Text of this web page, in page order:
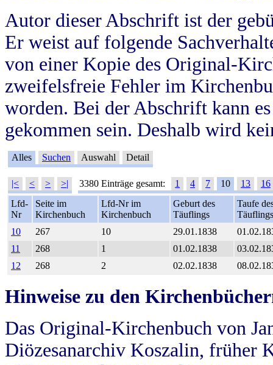
Autor dieser Abschrift ist der
Er weist auf folgende
von einer Kopie des Original-
zweifelsfreie Fehler im
worden. Bei der Abschrift kann
gekommen sein. Deshalb wird
Alles Suchen Auswahl Detail
|< < > >| 3380 Einträge gesamt: 1 4 7 10 13
16
Lfd-
Nr
Seite im
Kirchenbuch
Lfd-Nr im
Kirchenbuch
Geburt des
Täuflings
Taufe
Täuflings
10
267 10 29.01.1838
11
268 1 01.02.1838
12
268 2 02.02.1838
Hinweise zu den
Das Original-Kirchenbuch von
Diözesanarchiv Koszalin, früher